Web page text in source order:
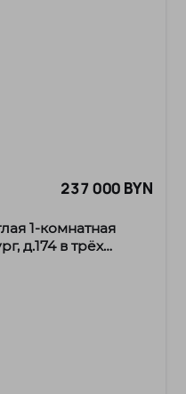
237 000 BYN
1-комнатная
д.174 в трёх